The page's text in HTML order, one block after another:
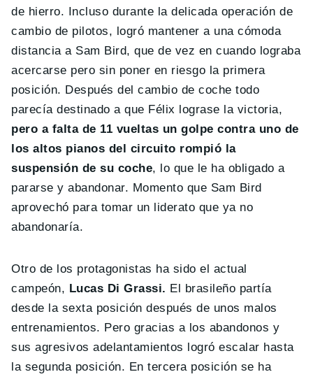
de hierro. Incluso durante la delicada operación de
cambio de pilotos, logró mantener a una cómoda
distancia a Sam Bird, que de vez en cuando lograba
acercarse pero sin poner en riesgo la primera
posición. Después del cambio de coche todo
parecía destinado a que Félix lograse la victoria,
pero a falta de 11 vueltas un golpe contra uno de
los altos pianos del circuito rompió la
suspensión de su coche, lo que le ha obligado a
pararse y abandonar. Momento que Sam Bird
aprovechó para tomar un liderato que ya no
abandonaría.
Otro de los protagonistas ha sido el actual
campeón, Lucas Di Grassi. El brasileño partía
desde la sexta posición después de unos malos
entrenamientos. Pero gracias a los abandonos y
sus agresivos adelantamientos logró escalar hasta
la segunda posición. En tercera posición se ha